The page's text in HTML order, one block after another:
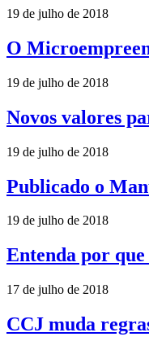
19 de julho de 2018
O
19 de julho de 2018
Novos valores
19 de julho de 2018
Publicado o
19 de julho de 2018
Entenda por que
17 de julho de 2018
CCJ muda